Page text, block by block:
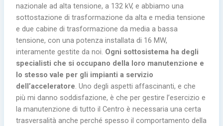
nazionale ad alta tensione, a 132 kV, e abbiamo una
sottostazione di trasformazione da alta e media tensione
e due cabine di trasformazione da media a bassa
tensione, con una potenza installata di 16 MW,
interamente gestite da noi. Ogni sottosistema ha degli
specialisti che si occupano della loro manutenzione e
lo stesso vale per gli impianti a servizio
dell’acceleratore. Uno degli aspetti affascinanti, e che
più mi danno soddisfazione, è che per gestire l’esercizio e
la manutenzione di tutto il Centro è necessaria una certa
trasversalità anche perché spesso il comportamento della